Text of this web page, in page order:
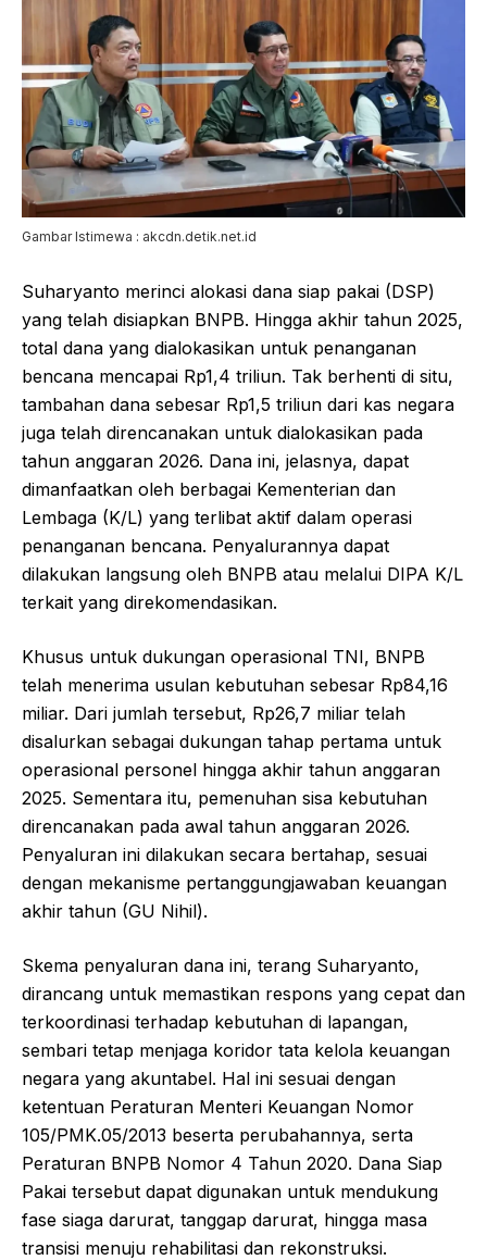
Gambar Istimewa : akcdn.detik.net.id
Suharyanto merinci alokasi dana siap pakai (DSP)
yang telah disiapkan BNPB. Hingga akhir tahun 2025,
total dana yang dialokasikan untuk penanganan
bencana mencapai Rp1,4 triliun. Tak berhenti di situ,
tambahan dana sebesar Rp1,5 triliun dari kas negara
juga telah direncanakan untuk dialokasikan pada
tahun anggaran 2026. Dana ini, jelasnya, dapat
dimanfaatkan oleh berbagai Kementerian dan
Lembaga (K/L) yang terlibat aktif dalam operasi
penanganan bencana. Penyalurannya dapat
dilakukan langsung oleh BNPB atau melalui DIPA K/L
terkait yang direkomendasikan.
Khusus untuk dukungan operasional TNI, BNPB
telah menerima usulan kebutuhan sebesar Rp84,16
miliar. Dari jumlah tersebut, Rp26,7 miliar telah
disalurkan sebagai dukungan tahap pertama untuk
operasional personel hingga akhir tahun anggaran
2025. Sementara itu, pemenuhan sisa kebutuhan
direncanakan pada awal tahun anggaran 2026.
Penyaluran ini dilakukan secara bertahap, sesuai
dengan mekanisme pertanggungjawaban keuangan
akhir tahun (GU Nihil).
Skema penyaluran dana ini, terang Suharyanto,
dirancang untuk memastikan respons yang cepat dan
terkoordinasi terhadap kebutuhan di lapangan,
sembari tetap menjaga koridor tata kelola keuangan
negara yang akuntabel. Hal ini sesuai dengan
ketentuan Peraturan Menteri Keuangan Nomor
105/PMK.05/2013 beserta perubahannya, serta
Peraturan BNPB Nomor 4 Tahun 2020. Dana Siap
Pakai tersebut dapat digunakan untuk mendukung
fase siaga darurat, tanggap darurat, hingga masa
transisi menuju rehabilitasi dan rekonstruksi.